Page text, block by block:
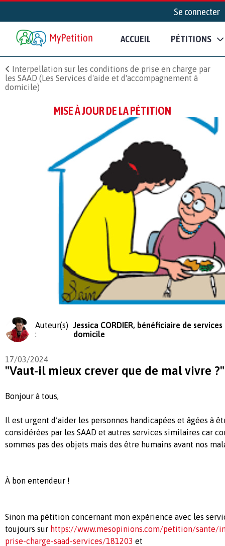
Se connecter
ACCUEIL PÉTITIONS
Interpellation sur les conditions de prise en charge par
les SAAD (Les Services d'aide et d'accompagnement à
domicile)
MISE À JOUR DE LA PÉTITION
Auteur(s)
:
Jessica CORDIER, bénéficiaire de
domicile
17/03/2024
"Vaut-il mieux crever que de mal vivre ?"
Bonjour à tous,
Il est urgent d’aider les personnes handicapées et âgées à
considérées par les SAAD et autres services similaires car
sommes pas des objets mais des être humains avant nos
À bon entendeur !
Sinon ma pétition concernant mon expérience avec les
toujours sur https://www.mesopinions.com/petition/sante/
prise-charge-saad-services/181203 et